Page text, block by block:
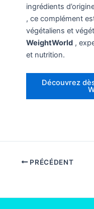
ingrédients
, ce complément
végétaliens et
WeightWorld,
et nutrition.
Découvrez
PRÉCÉDENT